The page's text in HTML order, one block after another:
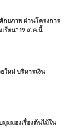
ยภาพ ผ่านโครงการ
รียน” 19 ส.ค.นี้
ใหม่ บริหารเงิน
มมองเรื่องต้นไม้ใน